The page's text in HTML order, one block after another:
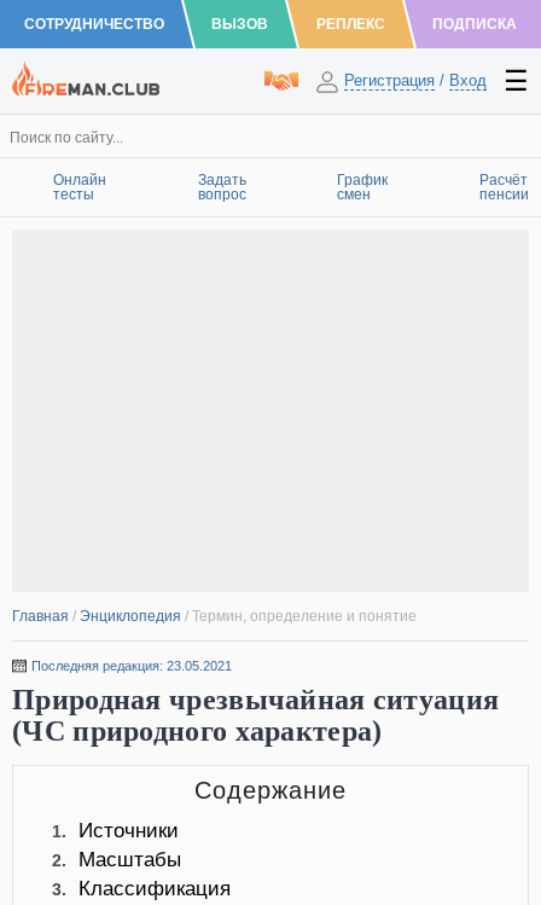
СОТРУДНИЧЕСТВО ВЫЗОВ РЕПЛЕКС ПОДПИСКА
Регистрация / Вход
Онлайн
тесты
Задать
вопрос
График
смен
Расчёт
пенсии
Главная / Энциклопедия / Термин, определение и понятие
Последняя редакция: 23.05.2021
Природная чрезвычайная ситуация
(ЧС природного характера)
Содержание
1. Источники
2. Масштабы
3. Классификация